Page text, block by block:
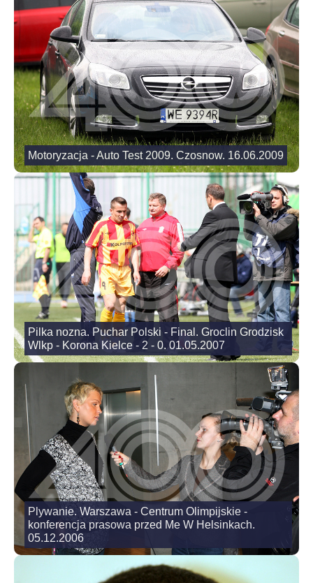
Motoryzacja - Auto Test 2009. Czosnow. 16.06.2009
Pilka nozna. Puchar Polski - Final. Groclin Grodzisk
Wlkp - Korona Kielce - 2 - 0. 01.05.2007
Plywanie. Warszawa - Centrum Olimpijskie -
konferencja prasowa przed Me W Helsinkach.
05.12.2006